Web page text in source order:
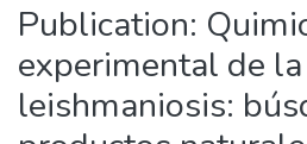
Publication:
experimental de la
leishmaniosis: